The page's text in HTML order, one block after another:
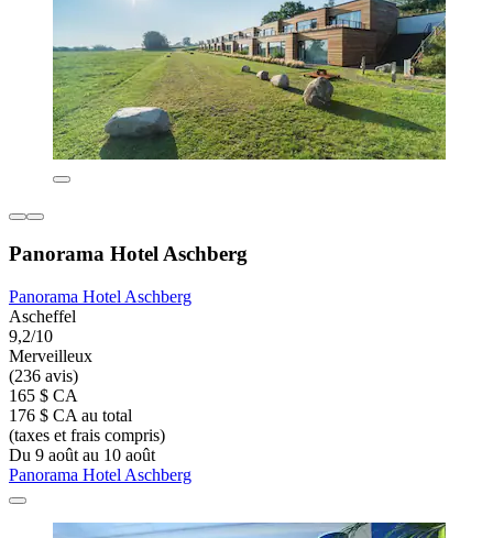
Panorama Hotel Aschberg
Panorama Hotel Aschberg
Ascheffel
9,2/10
Merveilleux
(236 avis)
165 $ CA
176 $ CA au total
(taxes et frais compris)
Du 9 août au 10 août
Panorama Hotel Aschberg